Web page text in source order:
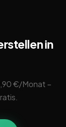
in
€/Monat –